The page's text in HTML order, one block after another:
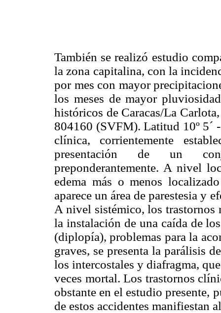
También se realizó estudio
la zona capitalina, con la
por mes con mayor
los meses de mayor
históricos de Caracas/La
804160 (SVFM). Latitud 10º 5´
clínica, corrientemente
presentación de un
preponderantemente. A nivel
edema más o menos
aparece un área de parestesia y
A nivel sistémico, los trastornos
la instalación de una caída de
(diplopía), problemas para la
graves, se presenta la parálisis
los intercostales y diafragma,
veces mortal. Los trastornos
obstante en el estudio presente,
de estos accidentes manifiestan